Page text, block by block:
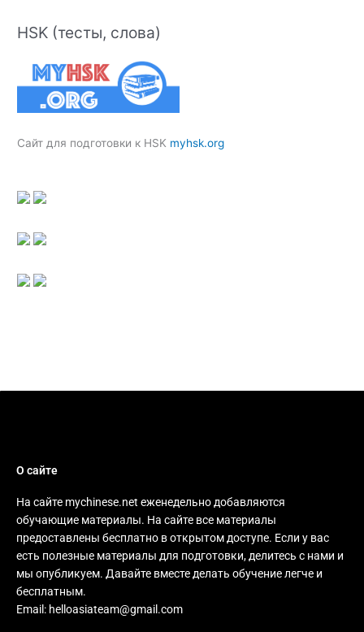
HSK (тесты, слова)
Сайт для подготовки к HSK myhsk.org
О сайте
На сайте mychinese.net еженедельно добавляются
обучающие материалы. На сайте все материалы
предоставлены бесплатно в открытом доступе. Если у вас
есть полезные материалы для подготовки, делитесь с нами и
мы опубликуем. Давайте вместе делать обучение легче и
бесплатным.
Email: helloasiateam@gmail.com